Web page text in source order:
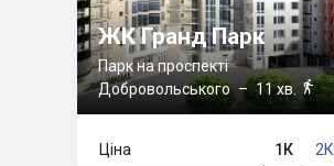
ЖК Гранд Парк
Парк на проспекті
Добровольського– 11 хв. 
1К 2К
Ціна